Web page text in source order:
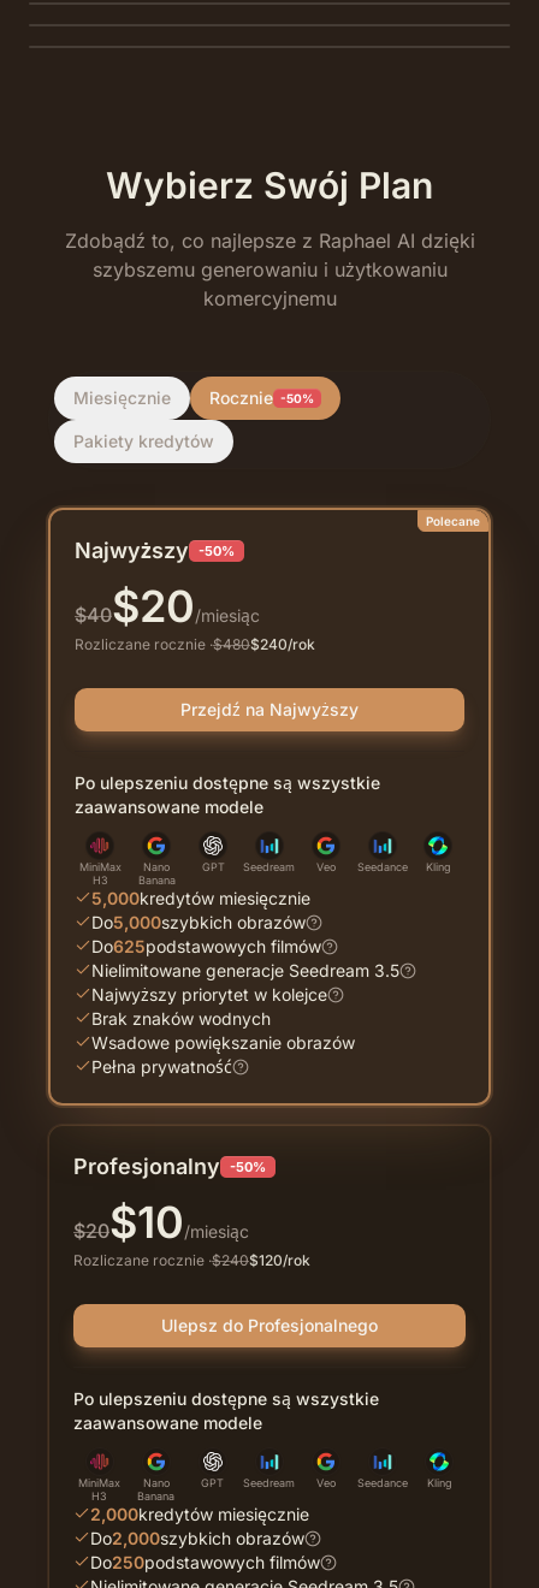
kilka sekund.
Wybierz Swój Plan
Zdobądź to, co najlepsze z Raphael AI dzięki
szybszemu generowaniu i użytkowaniu
komercyjnemu
Miesięcznie Rocznie -50%
Pakiety kredytów
Profesjonalny -50%
$20$10/miesiąc
Rozliczane rocznie ·$240$120/rok
Ulepsz do Profesjonalnego
Po ulepszeniu dostępne są wszystkie
zaawansowane modele
MiniMax
H3
Nano
Banana
GPT Seedream Veo Seedance Kling
2,000kredytów miesięcznie
Do2,000szybkich obrazów
Do250podstawowych filmów
Polecane
Najwyższy -50%
$40$20/miesiąc
Rozliczane rocznie ·$480$240/rok
Przejdź na Najwyższy
Po ulepszeniu dostępne są wszystkie
zaawansowane modele
MiniMax
H3
Nano
Banana
GPT Seedream Veo Seedance Kling
5,000kredytów miesięcznie
Do5,000szybkich obrazów
Do625podstawowych filmów
Nielimitowane generacje Seedream 3.5
Najwyższy priorytet w kolejce
Brak znaków wodnych
Wsadowe powiększanie obrazów
Pełna prywatność